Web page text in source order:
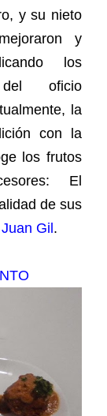
y su nieto
y
los
del oficio
la
con la
los frutos
El
de sus
Juan Gil .